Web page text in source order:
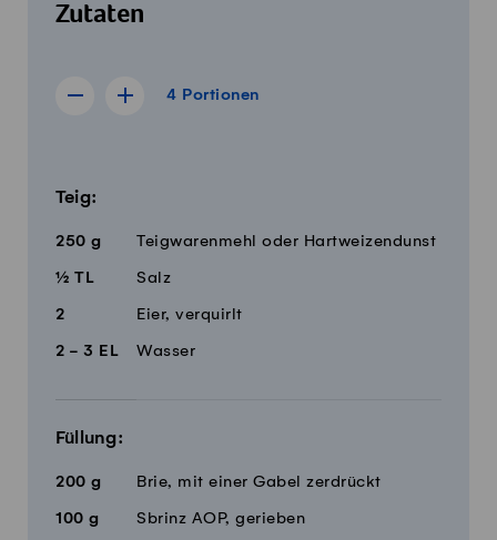
Zutaten
4 Portionen
Rezept für 3 Portionen anzeigen
Rezept für 5 Portionen anzeigen
4 Portionen
Teig:
250 g Teigwarenmehl oder Hartweizendunst
½ TL Salz
2 Eier, verquirlt
2 - 3 EL Wasser
Füllung:
200 g Brie, mit einer Gabel zerdrückt
100 g Sbrinz AOP, gerieben